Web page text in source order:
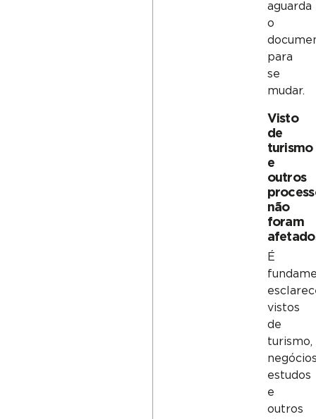
aguarda
o
para
se
mudar.
Visto
de
turismo
e
outros
não
foram
É
vistos
de
turismo,
estudos
e
outros